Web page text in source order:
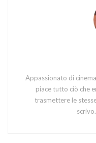
Appassionato di
piace tutto ciò che
trasmettere le